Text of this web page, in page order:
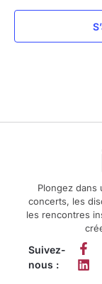
Plongez dans
concerts, les
les rencontres
Suivez-
nous :